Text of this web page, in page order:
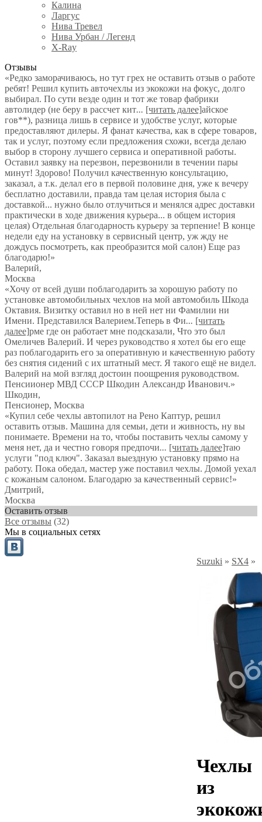
Калина
Ларгус
Нива Тревел
Нива Урбан / Легенд
X-Ray
Отзывы
«Редко заморачиваюсь, но тут грех не оставить отзыв о работе
ребят! Решил купить авточехлы из экокожи на фокус, долго
выбирал. По сути везде один и тот же товар фабрики
автолидер (не беру в рассчет кит... [читать далее]айское
гов**), разница лишь в сервисе и удобстве услуг, которые
предоставляют дилеры. Я фанат качества, как в сфере товаров,
так и услуг, поэтому если предложения схожи, всегда делаю
выбор в сторону лучшего сервиса и оперативной работы.
Оставил заявку на перезвон, перезвонили в течении пары
минут! Здорово! Получил качественную консультацию,
заказал, а т.к. делал его в первой половине дня, уже к вечеру
бесплатно доставили, правда там целая история была с
доставкой... нужно было отлучиться и менялся адрес доставки
практически в ходе движения курьера... в общем история
целая) Отдельная благодарность курьеру за терпение! В конце
недели еду на установку в сервисный центр, уж жду не
дождусь посмотреть, как преобразится мой салон) Еще раз
благодарю!»
Валерий,
Москва
«Хочу от всей души поблагодарить за хорошую работу по
установке автомобильных чехлов на мой автомобиль Шкода
Октавия. Визитку оставил но в ней нет ни Фамилии ни
Имени. Представился Валерием.Теперь в Фи... [читать
далее]рме где он работает мне подсказали, Что это был
Омеличев Валерий. И через руководство я хотел бы его еще
раз поблагодарить его за оперативную и качественную работу
без снятия сидений с их штатный мест. Я такого ещё не видел.
Валерий на мой взгляд достоин поощрения руководством.
Пенсиионер МВД СССР Шкодин Александр Иванович.»
Шкодин,
Пенсионер, Москва
«Купил себе чехлы автопилот на Рено Каптур, решил
оставить отзыв. Машина для семьи, дети и живность, ну вы
понимаете. Времени на то, чтобы поставить чехлы самому у
меня нет, да и честно говоря предпочи... [читать далее]таю
услуги "под ключ". Заказал выездную установку прямо на
работу. Пока обедал, мастер уже поставил чехлы. Домой уехал
с кожаным салоном. Благодарю за качественный сервис!»
Дмитрий,
Москва
Оставить отзыв
Все отзывы (32)
Мы в социальных сетях
Suzuki » SX4 »
Чехлы
из